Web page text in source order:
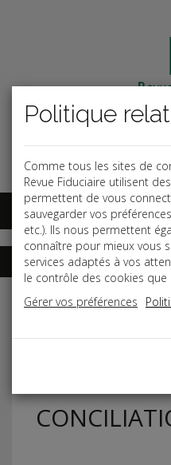
Code ouvrage
Accueil Guides
Comme tous les sites de
Revue Fiduciaire utilisent
permettent de vous
sauvegarder vos
etc.). Ils nous permettent
connaître pour mieux vous
services adaptés à vos
le contrôle des cookies que
Gérer vos préférences